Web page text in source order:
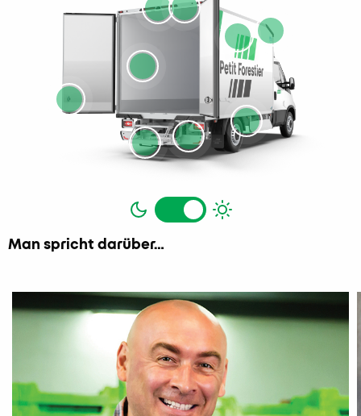
Jour et nuit
Man spricht darüber…